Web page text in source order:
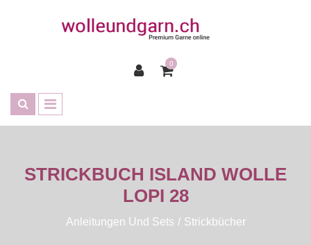
0
STRICKBUCH ISLAND WOLLE
LOPI 28
Anleitungen Und Sets Strickbücher